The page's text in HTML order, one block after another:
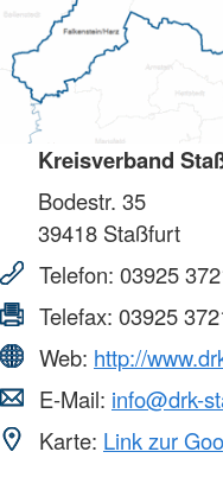
Kreisverband
Bodestr. 35
39418 Staßfurt
Telefon: 03925
Telefax: 03925
Web: http://
E-Mail: info@drk-
Karte: Link zur